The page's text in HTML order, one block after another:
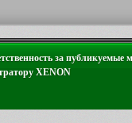
за публикуемые
XENON